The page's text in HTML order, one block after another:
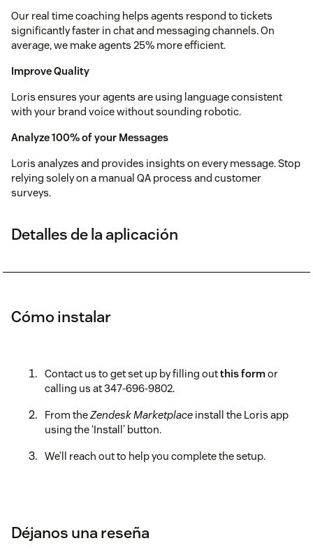
Our real time coaching helps agents respond to tickets
significantly faster in chat and messaging channels. On
average, we make agents 25% more efficient.
Improve Quality
Loris ensures your agents are using language consistent
with your brand voice without sounding robotic.
Analyze 100% of your Messages
Loris analyzes and provides insights on every message. Stop
relying solely on a manual QA process and customer
surveys.
Detalles de la aplicación
Cómo instalar
Contact us to get set up by filling outthis formor
calling us at 347-696-9802.
From theZendesk Marketplace install the Loris app
using the ‘Install’ button.
We’ll reach out to help you complete the setup.
Déjanos una reseña